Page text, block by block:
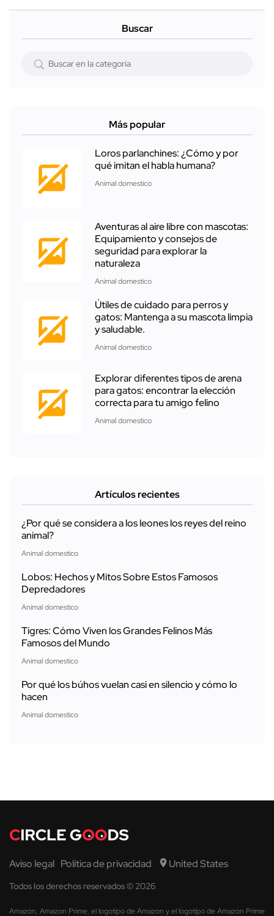
Buscar
Más popular
Loros parlanchines: ¿Cómo y por
qué imitan el habla humana?
Animal domestico
Aventuras al aire libre con mascotas:
Equipamiento y consejos de
seguridad para explorar la
naturaleza
Animal domestico
Útiles de cuidado para perros y
gatos: Mantenga a su mascota limpia
y saludable.
Animal domestico
Explorar diferentes tipos de arena
para gatos: encontrar la elección
correcta para tu amigo felino
Animal domestico
Artículos recientes
¿Por qué se considera a los leones los reyes del reino
animal?
Animal domestico
Lobos: Hechos y Mitos Sobre Estos Famosos
Depredadores
Animal domestico
Tigres: Cómo Viven los Grandes Felinos Más
Famosos del Mundo
Animal domestico
Por qué los búhos vuelan casi en silencio y cómo lo
hacen
Animal domestico
Aviso legal Política de privacidad United States
Todos los derechos reservados © 2026
Amazon, Amazon Prime, el logotipo de Amazon y el logotipo de Amazon Prime